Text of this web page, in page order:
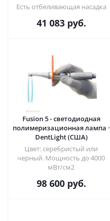
Есть отбеливающая насадка
41 083руб.
Fusion 5 - светодиодная
полимеризационная лампа ·
DentLight (США)
Цвет: серебристый или
черный. Мощность до 4000
мВт/см2
98 600руб.